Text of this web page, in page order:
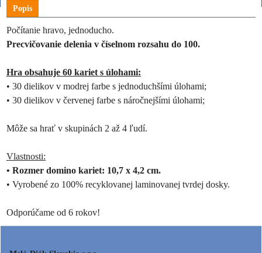
Popis
Počítanie hravo, jednoducho.
Precvičovanie delenia v číselnom rozsahu do 100.
Hra obsahuje 60 kariet s úlohami:
• 30 dielikov v modrej farbe s jednoduchšími úlohami;
• 30 dielikov v červenej farbe s náročnejšími úlohami;
Môže sa hrať v skupinách 2 až 4 ľudí.
Vlastnosti:
• Rozmer domino kariet: 10,7 x 4,2 cm.
• Vyrobené zo 100% recyklovanej laminovanej tvrdej dosky.
Odporúčame od 6 rokov!